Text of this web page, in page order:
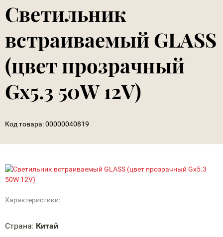
Светильник
встраиваемый GLASS
(цвет прозрачный
Gx5.3 50W 12V)
Код товара:00000040819
Характеристики:
Страна: Китай